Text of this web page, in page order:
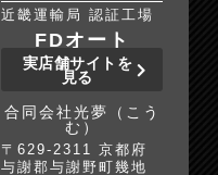
近畿運輸局 認証工場
FDオート
実店舗サイトを
見る
合同会社光夢（こう
む）
〒629-2311 京都府
与謝郡与謝野町幾地